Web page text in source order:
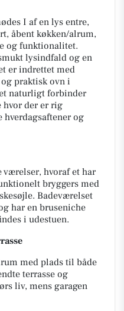
I af en lys entre,
åbent køkken/alrum,
og funktionalitet.
lysindfald og en
er indrettet med
praktisk ovn i
naturligt forbinder
hvor der er rig
og
værelser, hvoraf et har
bryggers med
Badeværelset
har en bruseniche
i udestuen.
med plads til både
terrasse og
liv, mens garagen